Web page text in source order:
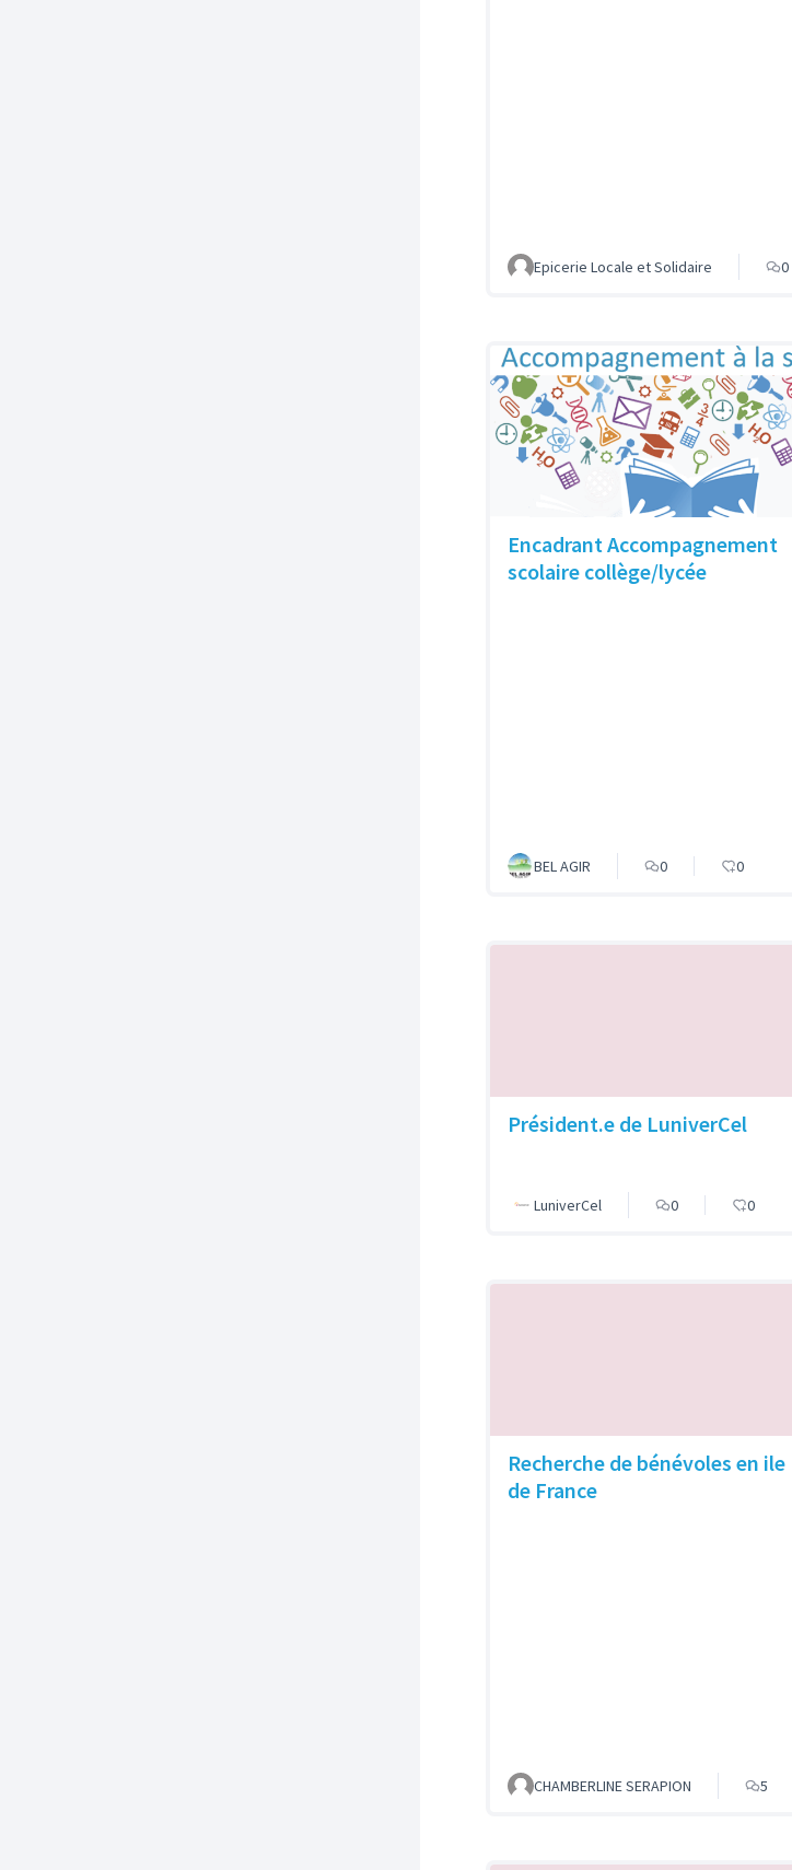
Epicerie Locale et Solidaire 0
Encadrant Accompagnement
scolaire collège/lycée
BEL AGIR 0 0
Président.e de LuniverCel
LuniverCel 0 0
Recherche de bénévoles en ile
de France
CHAMBERLINE SERAPION 5